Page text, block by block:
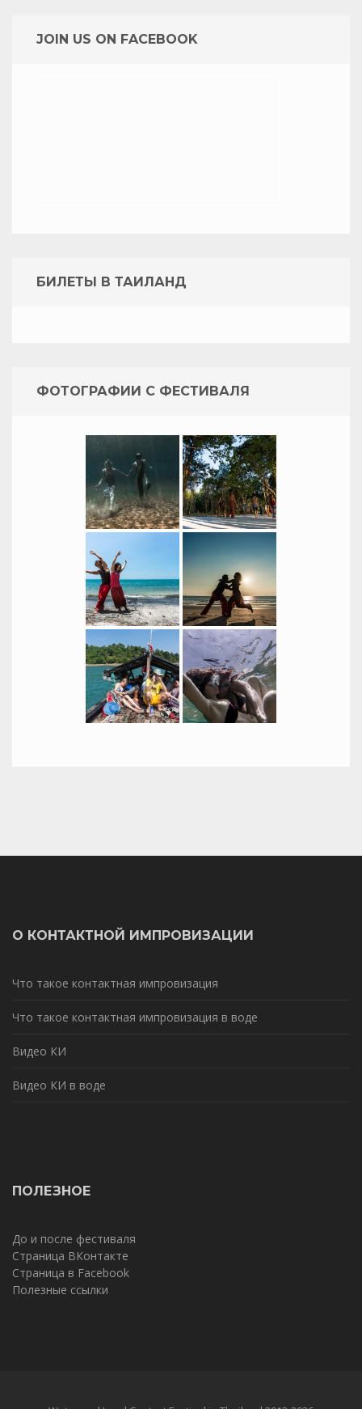
JOIN US ON FACEBOOK
БИЛЕТЫ В ТАИЛАНД
ФОТОГРАФИИ С ФЕСТИВАЛЯ
О КОНТАКТНОЙ ИМПРОВИЗАЦИИ
Что такое контактная импровизация
Что такое контактная импровизация в воде
Видео КИ
Видео КИ в воде
ПОЛЕЗНОЕ
До и после фестиваля
Страница ВКонтакте
Страница в Facebook
Полезные ссылки